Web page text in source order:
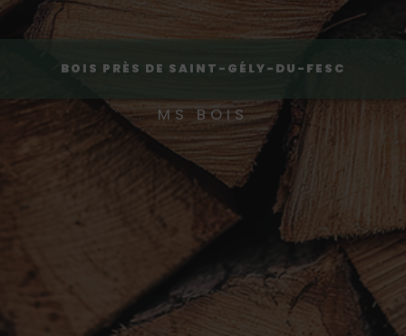
BOIS PRÈS DE SAINT-GÉLY-DU-FESC
MS BOIS